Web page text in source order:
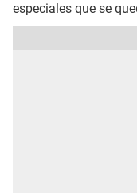
especiales que se